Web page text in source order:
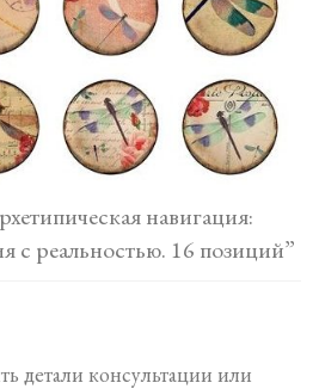
навигация:
с реальностью. 16 позиций”
детали консультации или